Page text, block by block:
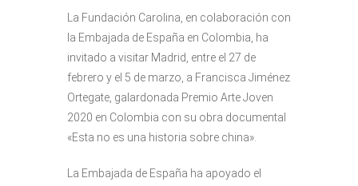
La Fundación Carolina, en colaboración con
la Embajada de España en Colombia, ha
invitado a visitar Madrid, entre el 27 de
febrero y el 5 de marzo, a Francisca Jiménez
Ortegate, galardonada Premio Arte Joven
2020 en Colombia con su obra documental
«Esta no es una historia sobre china».
La Embajada de España ha apoyado el